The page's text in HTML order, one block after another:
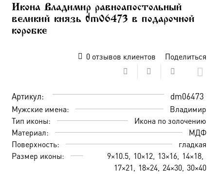
Икона Владимир равноапостольный
великий князь dm06473 в подарочной
коробке
0отзывов клиентов Поделиться
Артикул: dm06473
Мужские имена:
Владимир
Тип иконы:
Икона по золочению
Материал:
МДФ
Поверхность:
гладкая
Размер иконы:
9×10.5 10×12 13×16 14×18
17×21
18×24 24×30 30×40